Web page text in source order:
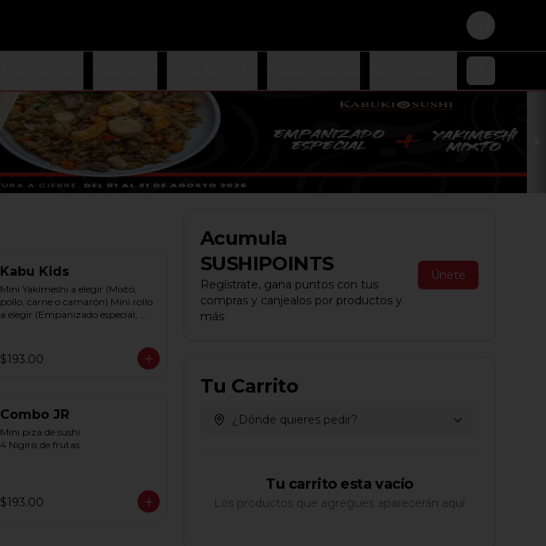
Login
Kabu Kids
Mini Yakimeshi a elegir (Mixto,
pollo, carne o camarón) Mini rollo
a elegir (Empanizado especial,
$193.00
Combo JR
Mini piza de sushi
4 Nigiris de frutas
$193.00
Acumula
SUSHIPOINTS
Regístrate, gana puntos con tus
compras y canjealos por productos y
más
Únete
Tu Carrito
¿Dónde quieres pedir?
Tu carrito esta vacío
Los productos que agregues aparecerán aquí